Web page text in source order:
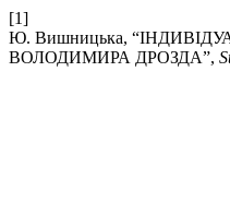
[1]
Ю. Вишницька,
ВОЛОДИМИРА ДРОЗДА”,